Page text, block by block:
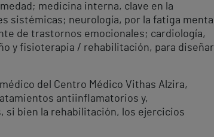
medicina interna, clave en la
sistémicas; neurología, por la fatiga mental
de trastornos emocionales; cardiología,
y fisioterapia / rehabilitación, para diseñar
del Centro Médico Vithas Alzira,
antiinflamatorios y,
si bien la rehabilitación, los ejercicios